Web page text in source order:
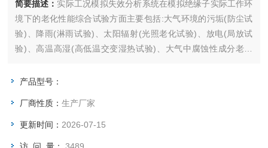
简要描述： 实际工况模拟失效分析系统在模拟绝缘子实际工作环
境下的老化性能综合试验方面主要包括:大气环境的污垢(防尘试
验)、降雨(淋雨试验)、太阳辐射(光照老化试验)、放电(局放试
验)、高温高湿(高低温交变湿热试验)、大气中腐蚀性成分老化
产品型号：
厂商性质：生产厂家
更新时间： 2026-07-15